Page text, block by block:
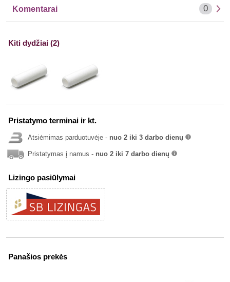
Komentarai 0
Kiti dydžiai (2)
Pristatymo terminai ir kt.
Atsiėmimas parduotuvėje - nuo 2 iki 3 darbo dienų
Pristatymas į namus - nuo 2 iki 7 darbo dienų
Lizingo pasiūlymai
Panašios prekės